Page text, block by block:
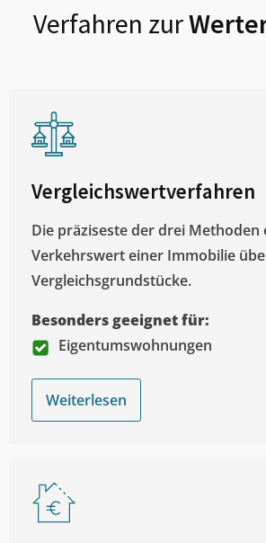
Verfahren zur
Vergleichswertverfahren
Die präziseste der drei
Verkehrswert einer Immobilie
Vergleichsgrundstücke.
Besonders geeignet für:
Eigentumswohnungen
Weiterlesen